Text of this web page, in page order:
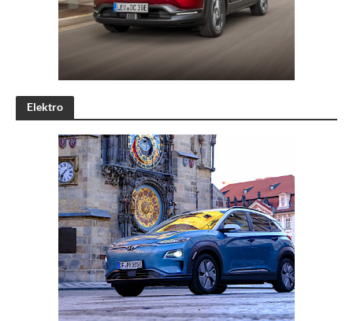
Elektro